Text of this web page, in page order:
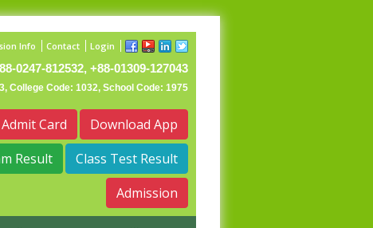
Info Contact Login
0247-812532, +88-01309-127043
College Code: 1032, School Code: 1975
Card
Download App
Result
Class Test Result
Admission